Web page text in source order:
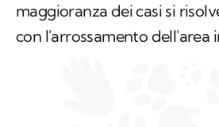
maggioranza dei casi si
con l'arrossamento dell'area